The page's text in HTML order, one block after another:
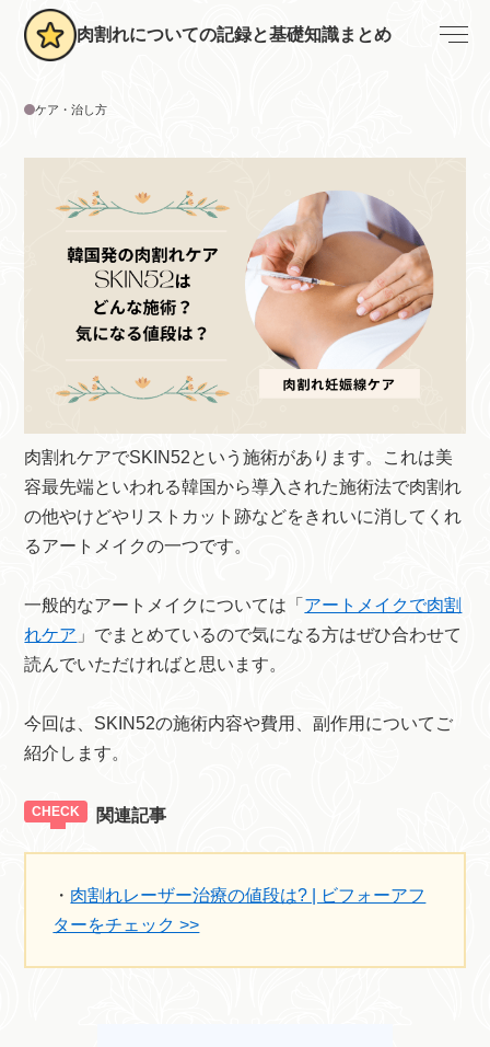
肉割れについての記録と基礎知識まとめ
ケア・治し方
肉割れケアでSKIN52という施術があります。これは美
容最先端といわれる韓国から導入された施術法で肉割れ
の他やけどやリストカット跡などをきれいに消してくれ
るアートメイクの一つです。
一般的なアートメイクについては「 アートメイクで肉割
れケア 」でまとめているので気になる方はぜひ合わせて
読んでいただければと思います。
今回は、SKIN52の施術内容や費用、副作用についてご
紹介します。
関連記事
・ 肉割れレーザー治療の値段は? | ビフォーアフ
ターをチェック >>